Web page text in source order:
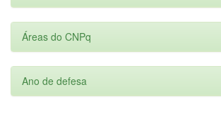
Áreas do CNPq
Ano de defesa